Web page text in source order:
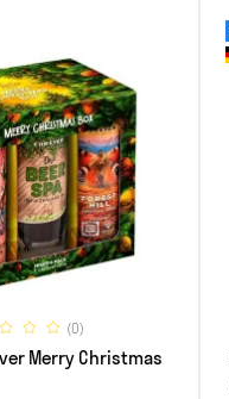
(0)
Merry Christmas